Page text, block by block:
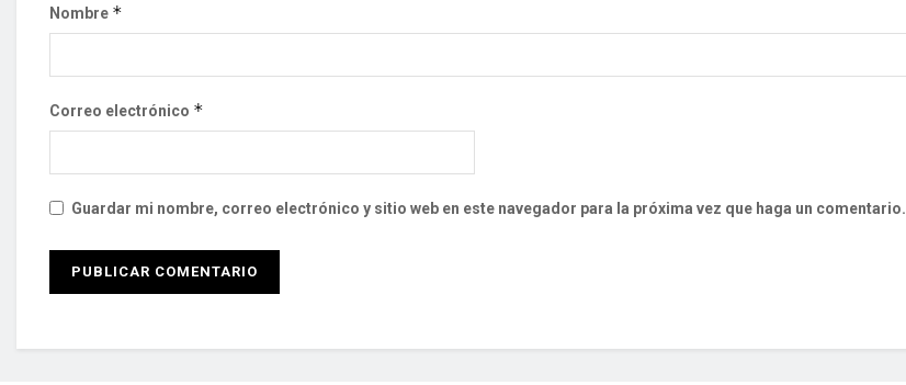
Nombre *
Correo electrónico *
Guardar mi nombre, correo electrónico y sitio web en este navegador para la próxima vez que haga un comentario.